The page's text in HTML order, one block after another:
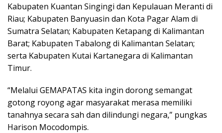
Kabupaten Kuantan Singingi dan Kepulauan Meranti di
Riau; Kabupaten Banyuasin dan Kota Pagar Alam di
Sumatra Selatan; Kabupaten Ketapang di Kalimantan
Barat; Kabupaten Tabalong di Kalimantan Selatan;
serta Kabupaten Kutai Kartanegara di Kalimantan
Timur.
“Melalui GEMAPATAS kita ingin dorong semangat
gotong royong agar masyarakat merasa memiliki
tanahnya secara sah dan dilindungi negara,” pungkas
Harison Mocodompis.